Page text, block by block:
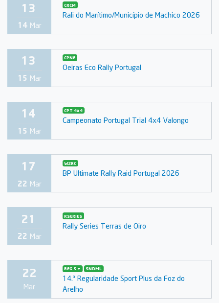
13
14 Mar
CRCM
Rali do Marítimo/Município de Machico 2026
13
15 Mar
CPNE
Oeiras Eco Rally Portugal
14
15 Mar
CPT 4x4
Campeonato Portugal Trial 4x4 Valongo
17
22 Mar
W2RC
BP Ultimate Rally Raid Portugal 2026
21
22 Mar
RSERIES
Rally Series Terras de Oiro
22
Mar
REG S + SNDML
14.ª Regularidade Sport Plus da Foz do
Arelho